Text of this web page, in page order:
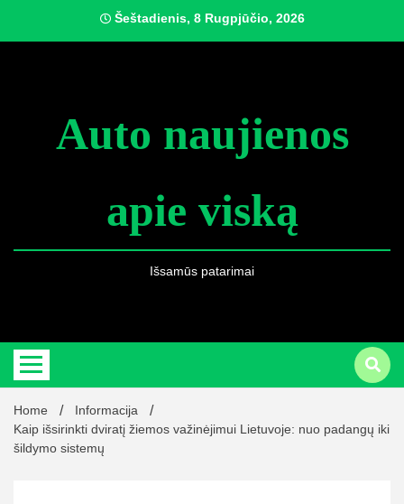
content
Šeštadienis, 8 Rugpjūčio, 2026
Auto naujienos
apie viską
Išsamūs patarimai
Home
Informacija
Kaip išsirinkti dviratį žiemos važinėjimui Lietuvoje: nuo padangų iki
šildymo sistemų